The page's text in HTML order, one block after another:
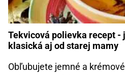
Tekvicová polievka recept -
klasická aj od starej mamy
Obľubujete jemné a